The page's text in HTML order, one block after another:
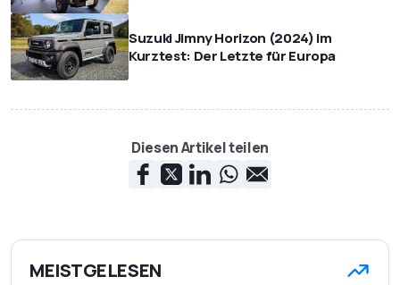
Suzuki Jimny Horizon (2024) im
Kurztest: Der Letzte für Europa
Diesen Artikel teilen
MEISTGELESEN